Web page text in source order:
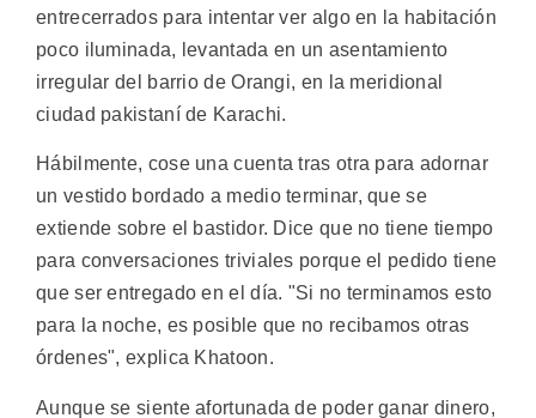
entrecerrados para intentar ver algo en la habitación
poco iluminada, levantada en un asentamiento
irregular del barrio de Orangi, en la meridional
ciudad pakistaní de Karachi.
Hábilmente, cose una cuenta tras otra para adornar
un vestido bordado a medio terminar, que se
extiende sobre el bastidor. Dice que no tiene tiempo
para conversaciones triviales porque el pedido tiene
que ser entregado en el día. "Si no terminamos esto
para la noche, es posible que no recibamos otras
órdenes", explica Khatoon.
Aunque se siente afortunada de poder ganar dinero,